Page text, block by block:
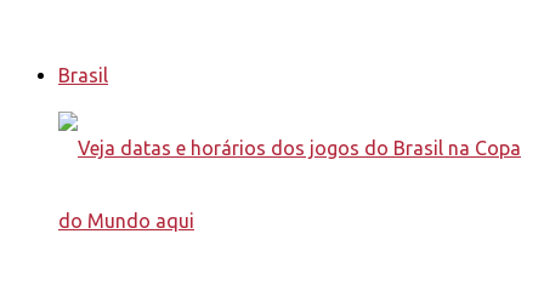
Brasil